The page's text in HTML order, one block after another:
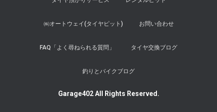
㈱オートウェイ(タイヤピット) お問い合わせ
FAQ「よく尋ねられる質問」 タイヤ交換ブログ
釣りとバイクブログ
Garage402 All Rights Reserved.